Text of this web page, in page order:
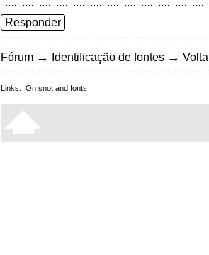
Responder
Fórum → Identificação de fontes →
Links: On snot and fonts